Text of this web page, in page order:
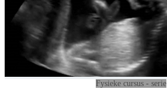
Fysieke cursus - serie